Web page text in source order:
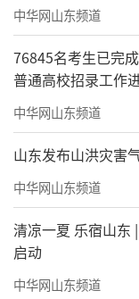
中华网山东频道
76845名考生已完
普通高校招录工作
中华网山东频道
山东发布山洪灾害
中华网山东频道
清凉一夏 乐宿山东
启动
中华网山东频道